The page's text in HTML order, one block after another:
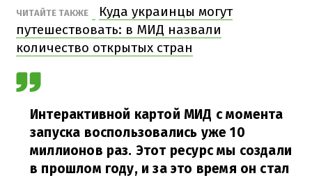
ЧИТАЙТЕ ТАКЖЕ
Куда украинцы могут
путешествовать: в МИД назвали
количество открытых стран
Интерактивной картой МИД с момента
запуска воспользовались уже 10
миллионов раз. Этот ресурс мы создали
в прошлом году, и за это время он стал